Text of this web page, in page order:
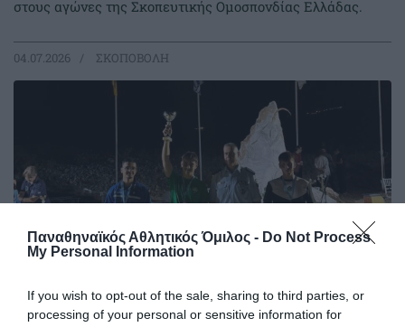
Παναθηναϊκός Αθλητικός Όμιλος - Do Not Process
My Personal Information
If you wish to opt-out of the sale, sharing to third parties, or
processing of your personal or sensitive information for
στους αγώνες της Σκοπευτικής Ομοσπονδίας Ελλάδας.
04.07.2026 ΣΚΟΠΟΒΟΛΗ